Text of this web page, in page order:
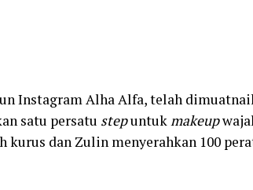
Instagram Alha Alfa, telah
satu persatu stepuntukmakeup
kurus dan Zulin menyerahkan 100